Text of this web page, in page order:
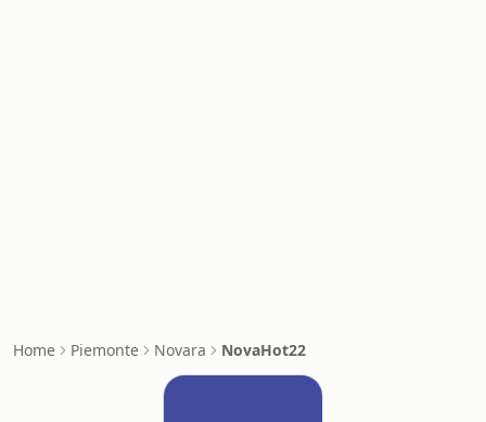
Home Piemonte Novara NovaHot22